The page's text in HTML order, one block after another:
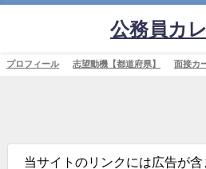
公務員カ
プロフィール 志望動機【都道府県】 面接カ
当サイトのリンクには広告が含